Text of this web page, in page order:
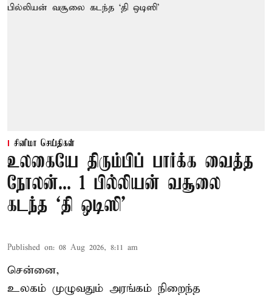
சினிமா செய்திகள்
உலகையே திரும்பிப் பார்க்க வைத்த
நோலன்... 1 பில்லியன் வசூலை
கடந்த ‘தி ஒடிஸி’
Published on: 08 Aug 2026, 8:11 am
சென்னை,
உலகம் முழுவதும் அரங்கம் நிறைந்த